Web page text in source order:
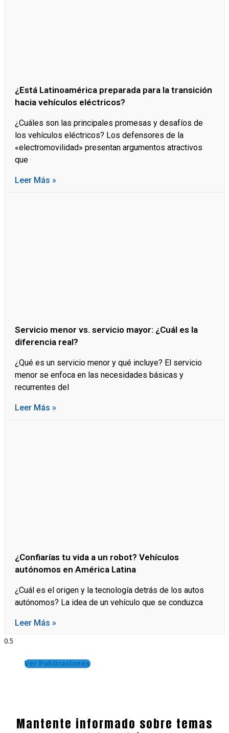
¿Está Latinoamérica preparada para la transición
hacia vehículos eléctricos?
¿Cuáles son las principales promesas y desafíos de
los vehículos eléctricos? Los defensores de la
«electromovilidad» presentan argumentos atractivos
que
Leer Más »
Servicio menor vs. servicio mayor: ¿Cuál es la
diferencia real?
¿Qué es un servicio menor y qué incluye? El servicio
menor se enfoca en las necesidades básicas y
recurrentes del
Leer Más »
¿Confiarías tu vida a un robot? Vehículos
autónomos en América Latina
¿Cuál es el origen y la tecnología detrás de los autos
autónomos? La idea de un vehículo que se conduzca
Leer Más »
Ver Publicaciones
Mantente informado sobre temas